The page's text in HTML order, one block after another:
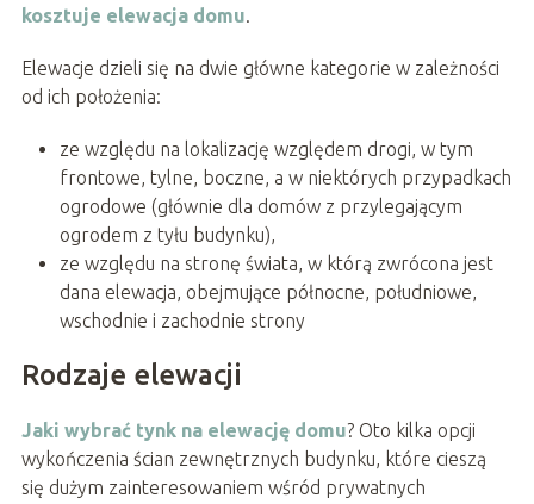
kosztuje elewacja domu.
Elewacje dzieli się na dwie główne kategorie w zależności
od ich położenia:
ze względu na lokalizację względem drogi, w tym
frontowe, tylne, boczne, a w niektórych przypadkach
ogrodowe (głównie dla domów z przylegającym
ogrodem z tyłu budynku),
ze względu na stronę świata, w którą zwrócona jest
dana elewacja, obejmujące północne, południowe,
wschodnie i zachodnie strony
Rodzaje elewacji
Jaki wybrać tynk na elewację domu? Oto kilka opcji
wykończenia ścian zewnętrznych budynku, które cieszą
się dużym zainteresowaniem wśród prywatnych